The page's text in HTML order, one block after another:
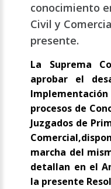
conocimiento
Civil y
presente.
La Suprema
aprobar el
procesos de
Juzgados de
marcha del
detallan en el
la presente